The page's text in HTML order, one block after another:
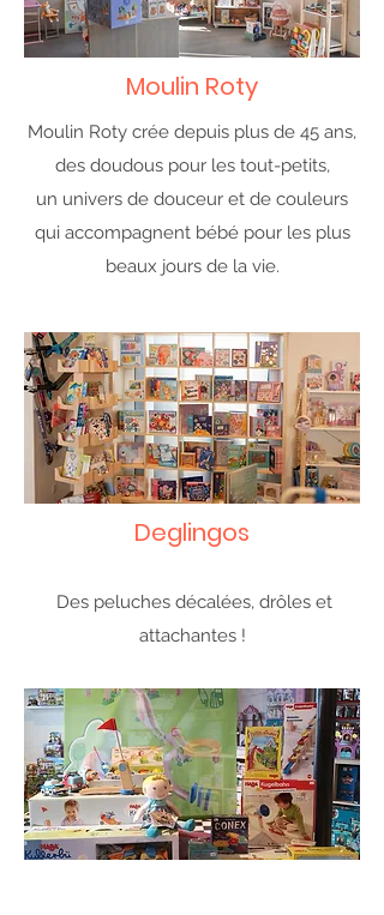
Moulin Roty
Moulin Roty crée depuis plus de 45 ans,
des doudous pour les tout-petits,
un univers de douceur et de couleurs
qui accompagnent bébé pour les plus
beaux jours de la vie.
Deglingos
Des peluches décalées, drôles et
attachantes !